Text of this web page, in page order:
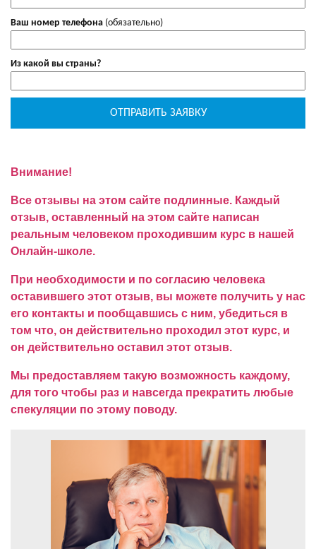
Ваш номер телефона (обязательно)
Из какой вы страны?
Внимание!
Все отзывы на этом сайте подлинные. Каждый
отзыв, оставленный на этом сайте написан
реальным человеком проходившим курс в нашей
Онлайн-школе.
При необходимости и по согласию человека
оставившего этот отзыв, вы можете получить у нас
его контакты и пообщавшись с ним, убедиться в
том что, он действительно проходил этот курс, и
он действительно оставил этот отзыв.
Мы предоставляем такую возможность каждому,
для того чтобы раз и навсегда прекратить любые
спекуляции по этому поводу.